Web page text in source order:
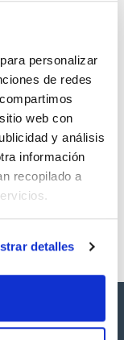
personalizar
de redes
web con
y análisis
información
recopilado a
detalles
CAS
[505-52-2]
Comprar